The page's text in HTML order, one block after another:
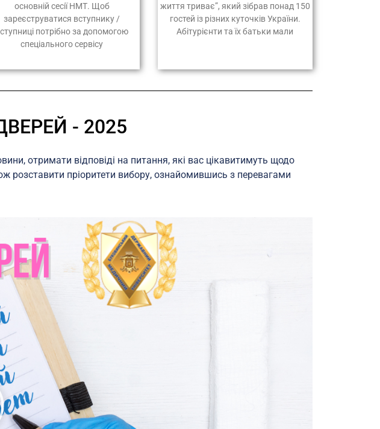
основній сесії НМТ. Щоб
зареєструватися вступнику /
потрібно за допомогою
спеціального сервісу
життя триває”, який зібрав понад 150
гостей із різних куточків України.
Абітурієнти та їх батьки мали
- 2025
отримати відповіді на питання, які вас цікавитимуть щодо
розставити пріоритети вибору, ознайомившись з перевагами